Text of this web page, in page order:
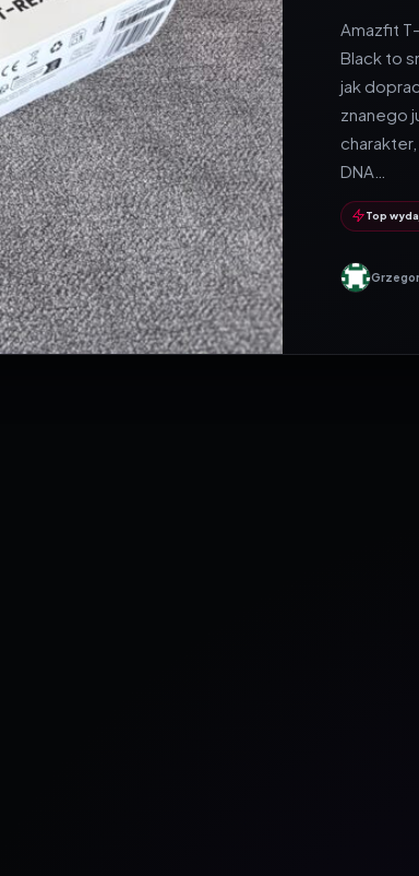
Amazfit
Black to
jak
znanego
DNA…
Top